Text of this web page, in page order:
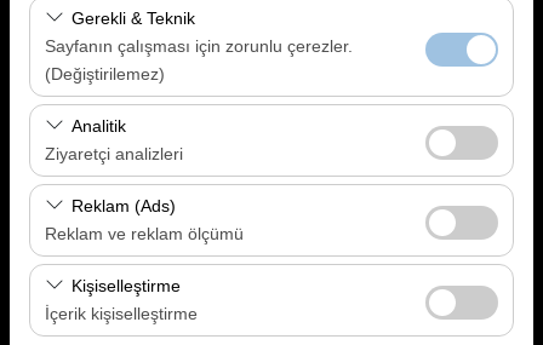
Gerekli & Teknik
Sayfanın çalışması için zorunlu çerezler.
(Değiştirilemez)
Bu çerezler sitenin doğru şekilde çalışması, güvenlik,
oturum yönetimi ve temel işlevler için gereklidir. Devre
dışı bırakılamaz.
Analitik
Ziyaretçi analizleri
Bu çerezler, sitemizin nasıl kullanıldığını (ziyaretçi sayısı,
en çok ziyaret edilen sayfalar, kullanıcı davranışları)
analiz etmemizi sağlar. Bu veriler, web sitesi
performansını ölçmek ve kullanıcı deneyimini sürekli
iyileştirmek için kullanılır.
Reklam (Ads)
Reklam ve reklam ölçümü
Bu çerezler, size ilgi alanlarınıza uygun kişiselleştirilmiş
reklamlar göstermemize ve reklam kampanyalarımızın
etkinliğini (gösterim sayısı, tıklama oranı) ölçmemize
Kişiselleştirme
İçerik kişiselleştirme
Aracı farklı bir lokasyona bırakacağım
Alış Tarih & Saat
Bırakış Tarih & Saat
09:00
Ara